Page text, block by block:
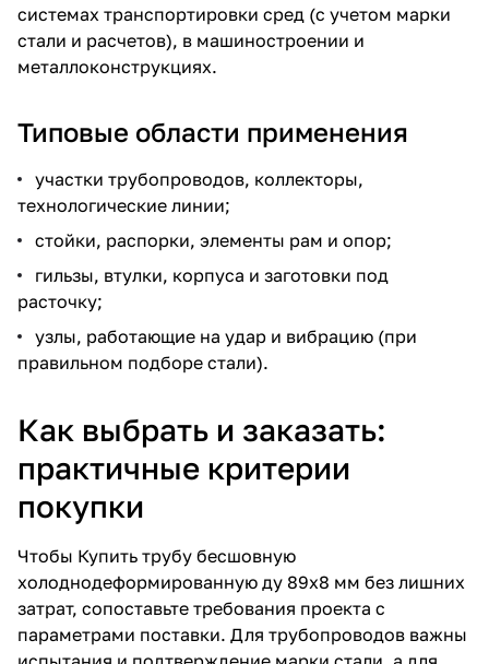
системах транспортировки сред (с учетом марки
стали и расчетов), в машиностроении и
металлоконструкциях.
Типовые области применения
участки трубопроводов, коллекторы,
технологические линии;
стойки, распорки, элементы рам и опор;
гильзы, втулки, корпуса и заготовки под
расточку;
узлы, работающие на удар и вибрацию (при
правильном подборе стали).
Как выбрать и заказать:
практичные критерии
покупки
Чтобы Купить трубу бесшовную
холоднодеформированную ду 89х8 мм без лишних
затрат, сопоставьте требования проекта с
параметрами поставки. Для трубопроводов важны